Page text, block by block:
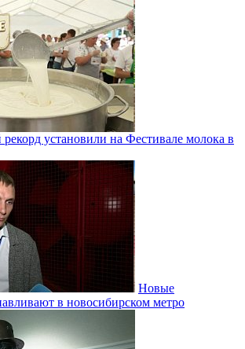
установили на Фестивале молока в
Новые
в новосибирском метро